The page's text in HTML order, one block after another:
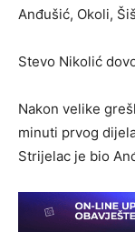
Anđušić, Okoli,
Stevo Nikolić
Nakon velike
minuti prvog
Strijelac je bio